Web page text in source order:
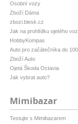
Osobní vozy
Zboží Dáma
zbozi.blesk.cz
Jak na prohlídku ojetého
HobbyKompas
Auto pro začátečníka do
Zboží Auto
Ojetá Škoda Octavia
Jak vybrat auto?
Mimibazar
Testujte s Mimibazarem